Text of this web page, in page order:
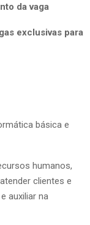
da vaga
exclusivas para
básica e
humanos,
clientes e
auxiliar na